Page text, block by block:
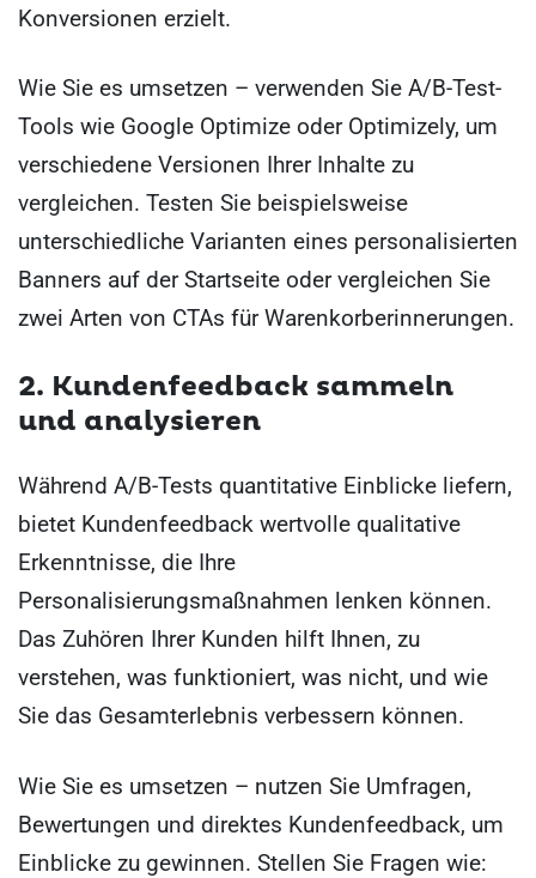
Konversionen erzielt.
Wie Sie es umsetzen – verwenden Sie A/B-Test-
Tools wie Google Optimize oder Optimizely, um
verschiedene Versionen Ihrer Inhalte zu
vergleichen. Testen Sie beispielsweise
unterschiedliche Varianten eines personalisierten
Banners auf der Startseite oder vergleichen Sie
zwei Arten von CTAs für Warenkorberinnerungen.
2. Kundenfeedback sammeln
und analysieren
Während A/B-Tests quantitative Einblicke liefern,
bietet Kundenfeedback wertvolle qualitative
Erkenntnisse, die Ihre
Personalisierungsmaßnahmen lenken können.
Das Zuhören Ihrer Kunden hilft Ihnen, zu
verstehen, was funktioniert, was nicht, und wie
Sie das Gesamterlebnis verbessern können.
Wie Sie es umsetzen – nutzen Sie Umfragen,
Bewertungen und direktes Kundenfeedback, um
Einblicke zu gewinnen. Stellen Sie Fragen wie: